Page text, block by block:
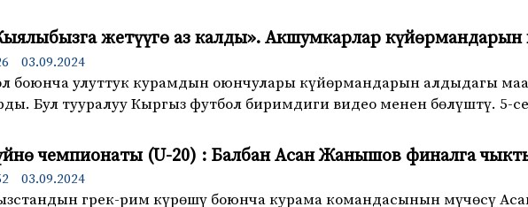
жетүүгө аз калды». Акшумкарлар
03.09.2024
боюнча улуттук курамдын оюнчулары күйөрмандарын алдыдагы
Бул тууралуу Кыргыз футбол биримдиги видео менен бөлүштү. 5-
чемпионаты (U-20) : Балбан Асан Жанышов финалга
03.09.2024
грек-рим күрөшү боюнча курама командасынын мүчөсү